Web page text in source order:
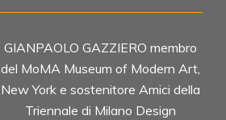
GIANPAOLO GAZZIERO membro
del MoMA Museum of Modern Art,
New York e sostenitore Amici della
Triennale di Milano Design